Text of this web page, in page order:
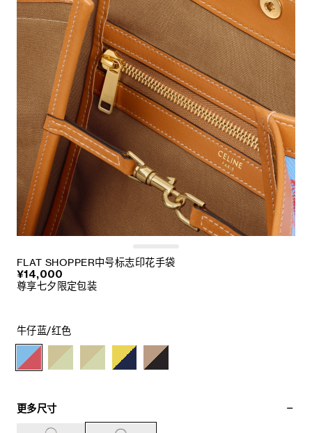
FLAT SHOPPER中号标志印花手袋
¥14,000
尊享七夕限定包装
牛仔蓝/红色
更多尺寸